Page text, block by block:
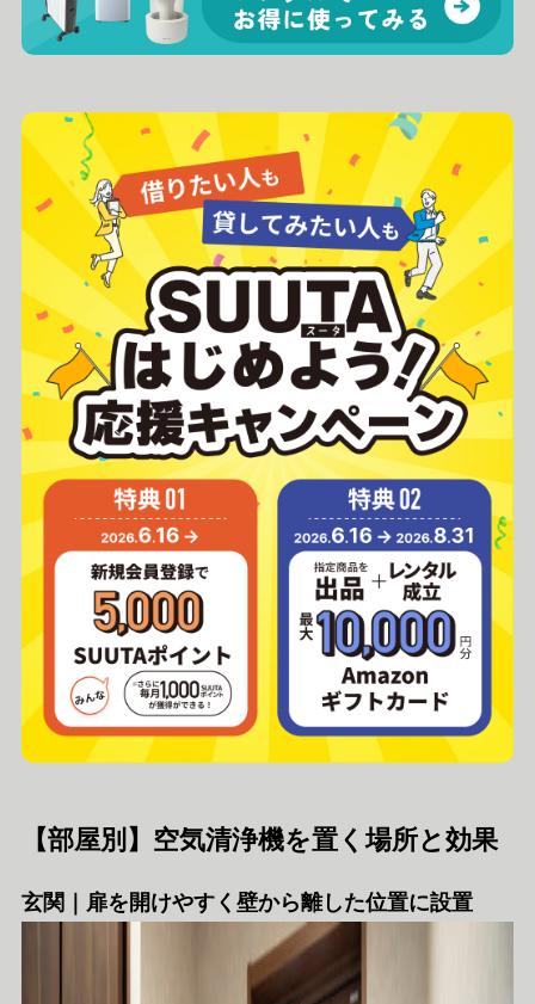
【部屋別】空気清浄機を置く場所と効果
玄関｜扉を開けやすく壁から離した位置に設置